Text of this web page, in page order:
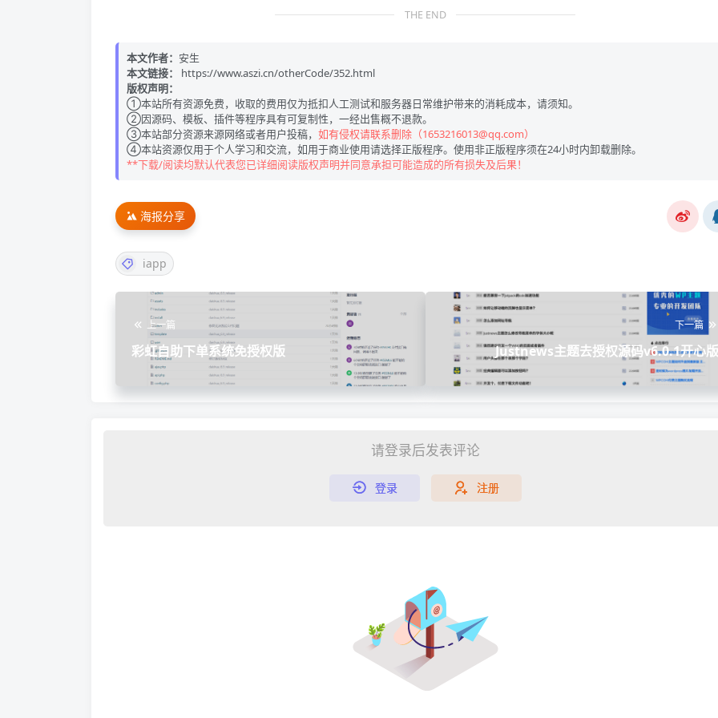
THE END
本文作者： 安生
本文链接：
https://www.aszi.cn/otherCode/352.html
版权声明：
①本站所有资源免费，收取的费用仅为抵扣人工测试和服务器日常维护带来的消耗成本，请须知。
②因源码、模板、插件等程序具有可复制性，一经出售概不退款。
③本站部分资源来源网络或者用户投稿， 如有侵权请联系删除（1653216013@qq.com）
④本站资源仅用于个人学习和交流，如用于商业使用请选择正版程序。使用非正版程序须在24小时内卸载删除。
**下载/阅读均默认代表您已详细阅读版权声明并同意承担可能造成的所有损失及后果！
海报分享
iapp
上一篇
彩虹自助下单系统免授权版
下一篇
Justnews主题去授权源码v6.0.1开心版
请登录后发表评论
登录 注册